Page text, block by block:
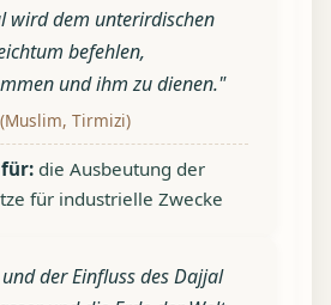
wird dem unterirdischen
befehlen,
und ihm zu dienen."
(Muslim, Tirmizi)
die Ausbeutung der
für industrielle Zwecke
der Einfluss des Dajjal